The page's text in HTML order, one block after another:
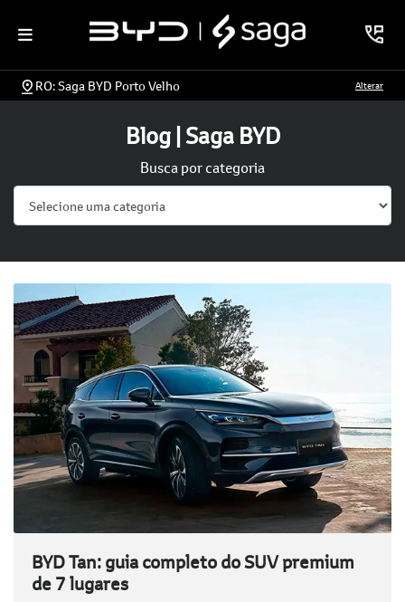
RO: Saga BYD Porto Velho Alterar
Blog | Saga BYD
Busca por categoria
BYD Tan: guia completo do SUV premium
de 7 lugares